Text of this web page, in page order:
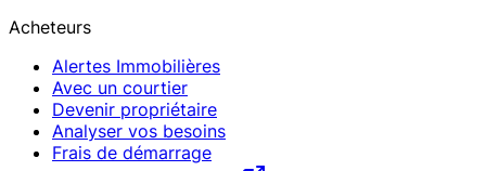
Acheteurs
Alertes Immobilières
Avec un courtier
Devenir propriétaire
Analyser vos besoins
Frais de démarrage